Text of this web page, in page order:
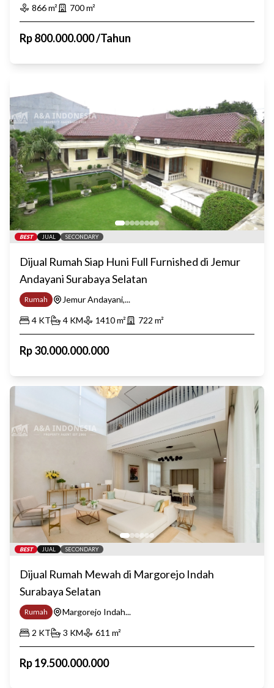
866m² 700m²
Rp800.000.000/Tahun
BEST JUAL SECONDARY
Dijual Rumah Siap Huni Full Furnished di Jemur
Andayani Surabaya Selatan
Rumah
Jemur Andayani,...
4 KT 4 KM 1410m² 722 m²
Rp30.000.000.000
BEST JUAL SECONDARY
Dijual Rumah Mewah di Margorejo Indah
Surabaya Selatan
Rumah
Margorejo Indah...
2 KT 3 KM 611 m²
Rp19.500.000.000